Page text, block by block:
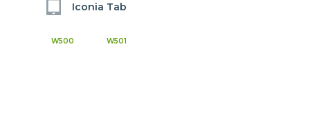
Iconia Tab
W500 W501